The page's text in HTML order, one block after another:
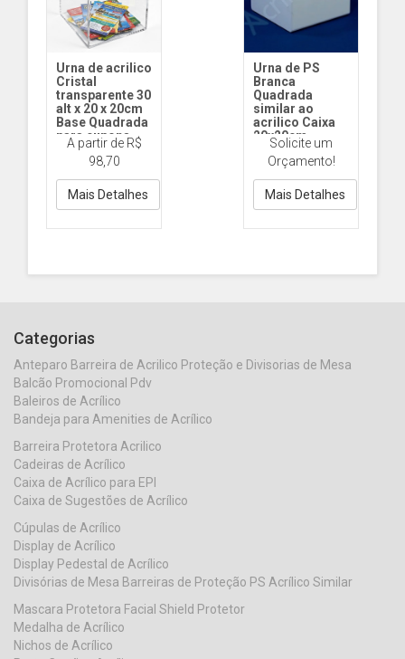
Urna de acrilico
Cristal
transparente 30
alt x 20 x 20cm
Base Quadrada
para cupons
ST145
30x20x20cm
Acrilico
A partir de R$
98,70
Mais Detalhes
Urna de PS
Branca
Quadrada
similar ao
acrilico Caixa
20x20cm
arrecadações e
eventos
Cod.1144
20x20cm PS
Solicite um
Orçamento!
Mais Detalhes
Categorias
Anteparo Barreira de Acrilico Proteção e Divisorias de Mesa
Balcão Promocional Pdv
Baleiros de Acrílico
Bandeja para Amenities de Acrílico
Barreira Protetora Acrilico
Cadeiras de Acrílico
Caixa de Acrílico para EPI
Caixa de Sugestões de Acrílico
Cúpulas de Acrílico
Display de Acrílico
Display Pedestal de Acrílico
Divisórias de Mesa Barreiras de Proteção PS Acrílico Similar
Mascara Protetora Facial Shield Protetor
Medalha de Acrílico
Nichos de Acrílico